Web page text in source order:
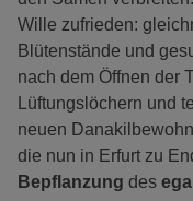
Wille zufrieden:
Blütenstände und
nach dem Öffnen der
Lüftungslöchern und
neuen
die nun in Erfurt zu
Bepflanzung des